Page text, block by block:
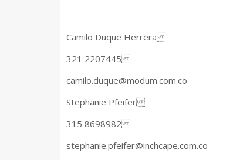
Camilo Duque Herrera
321 2207445
camilo.duque@modum.com.co
Stephanie Pfeifer
315 8698982
stephanie.pfeifer@inchcape.com.co